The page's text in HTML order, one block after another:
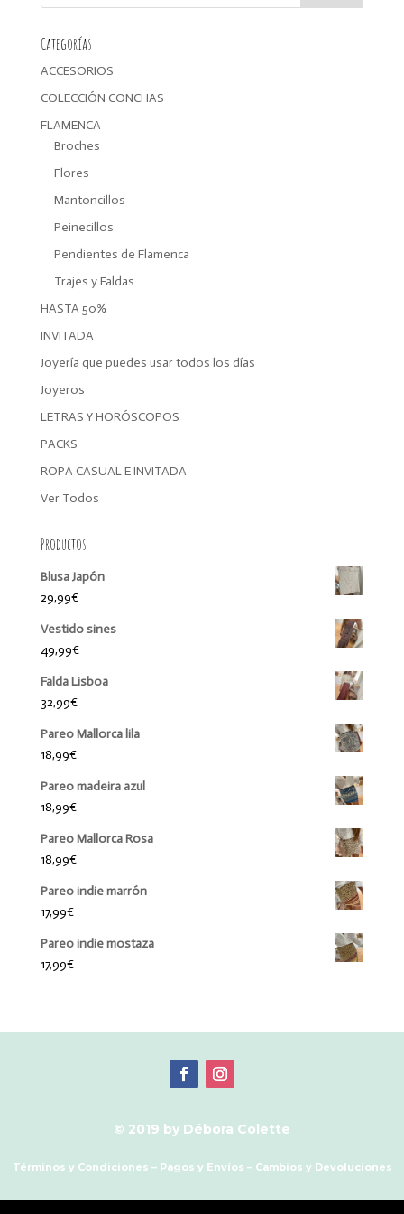
Categorías
ACCESORIOS
COLECCIÓN CONCHAS
FLAMENCA
Broches
Flores
Mantoncillos
Peinecillos
Pendientes de Flamenca
Trajes y Faldas
HASTA 50%
INVITADA
Joyería que puedes usar todos los días
Joyeros
LETRAS Y HORÓSCOPOS
PACKS
ROPA CASUAL E INVITADA
Ver Todos
Productos
Blusa Japón
29,99€
Vestido sines
49,99€
Falda Lisboa
32,99€
Pareo Mallorca lila
18,99€
Pareo madeira azul
18,99€
Pareo Mallorca Rosa
18,99€
Pareo indie marrón
17,99€
Pareo indie mostaza
17,99€
© 2019 by Débora Colette
Términos y Condiciones – Pagos y Envíos – Cambios y Devoluciones